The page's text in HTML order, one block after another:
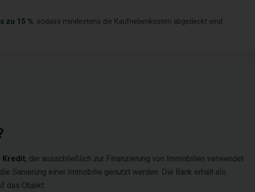
zu 15 %, sodass mindestens die Kaufnebenkosten abgedeckt sind.
Kredit, der ausschließlich zur Finanzierung von Immobilien verwendet
Sanierung einer Immobilie genutzt werden. Die Bank erhält als
das Objekt.